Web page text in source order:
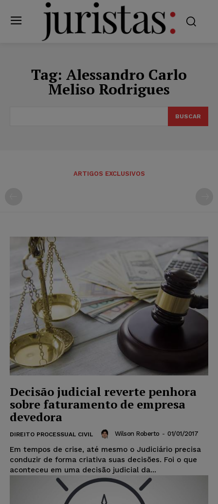
Tag: Alessandro Carlo
Meliso Rodrigues
BUSCAR
ARTIGOS EXCLUSIVOS
Decisão judicial reverte penhora
sobre faturamento de empresa
devedora
DIREITO PROCESSUAL CIVIL Wilson Roberto - 01/01/2017
Em tempos de crise, até mesmo o Judiciário precisa
conduzir de forma criativa suas decisões. Foi o que
aconteceu em uma decisão judicial da...